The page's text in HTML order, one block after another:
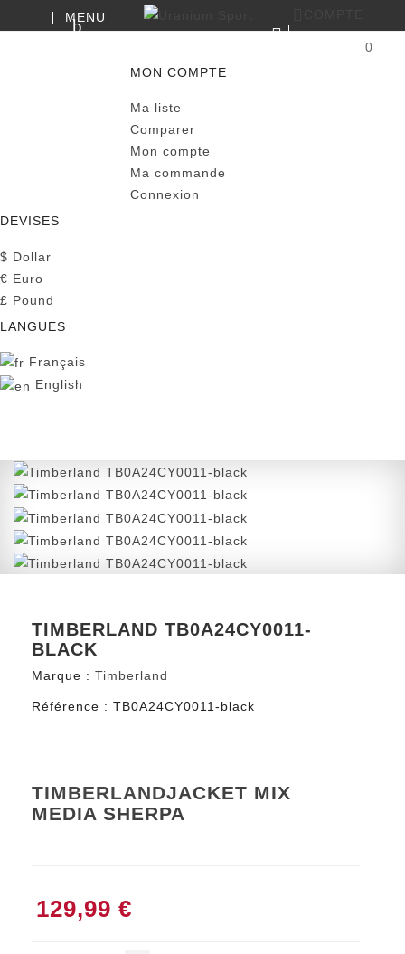
MENU
0
MON COMPTE
Ma liste
Comparer
Mon compte
Ma commande
Connexion
DEVISES
$ Dollar
€ Euro
£ Pound
LANGUES
Français
English
TIMBERLAND TB0A24CY0011-
BLACK
Marque : Timberland
Référence : TB0A24CY0011-black
TIMBERLANDJACKET MIX
MEDIA SHERPA
129,99 €